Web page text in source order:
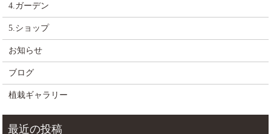
4.ガーデン
5.ショップ
お知らせ
ブログ
植栽ギャラリー